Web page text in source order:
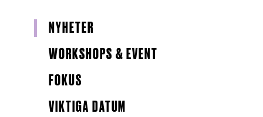
NYHETER
WORKSHOPS & EVENT
FOKUS
VIKTIGA DATUM